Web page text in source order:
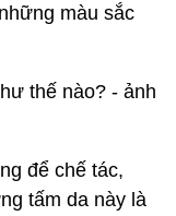
màu sắc
để chế tác,
tấm da này là